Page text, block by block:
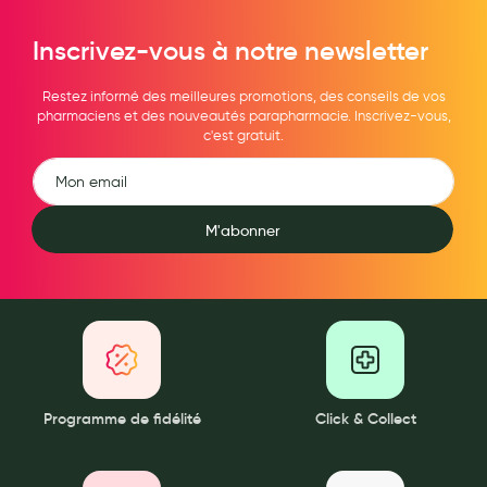
Pour Homme
Crème solaire - Visage et corps
Préservatifs - Gels lubrifiants
Accessoires, coutellerie, brosserie
Bouillottes
Mon bébé
Soins bébé
Inscrivez-vous à notre newsletter
Restez informé des meilleures promotions, des conseils de vos
pharmaciens et des nouveautés parapharmacie. Inscrivez-vous,
c'est gratuit.
M'abonner
Programme de fidélité Click & Collect